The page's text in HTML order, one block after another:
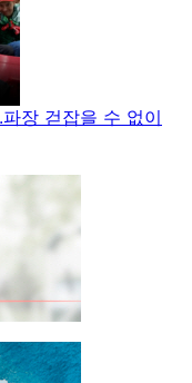
장 걷잡을 수 없이